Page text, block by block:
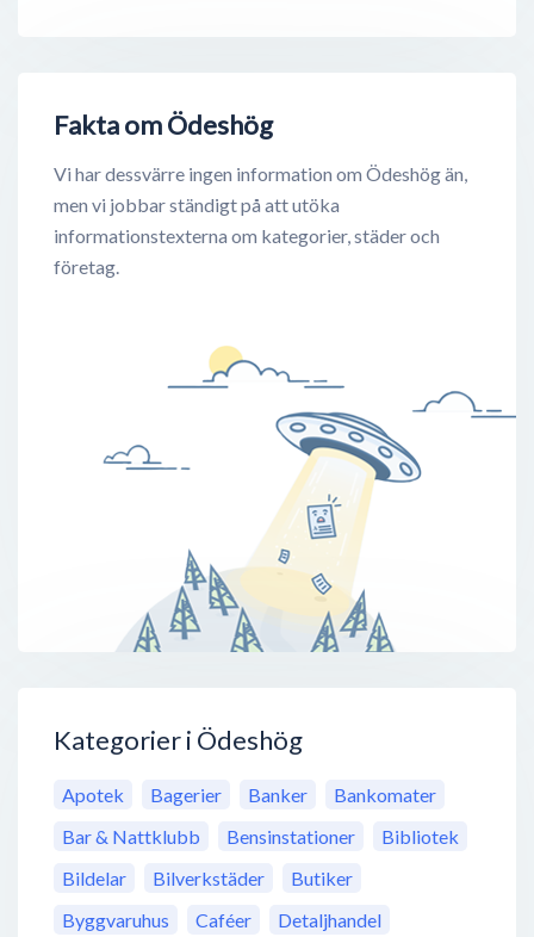
Fakta om Ödeshög
Vi har dessvärre ingen information om Ödeshög än,
men vi jobbar ständigt på att utöka
informationstexterna om kategorier, städer och
företag.
Kategorier i Ödeshög
Apotek Bagerier Banker
Bankomater
Bar & Nattklubb
Bensinstationer
Bibliotek
Bildelar
Bilverkstäder
Butiker
Byggvaruhus
Caféer
Detaljhandel